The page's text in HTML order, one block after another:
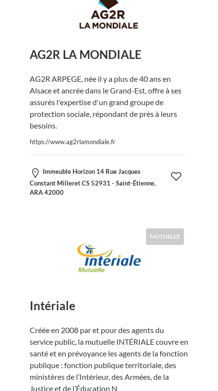
AG2R LA MONDIALE
AG2R ARPEGE, née il y a plus de 40 ans en
Alsace et ancrée dans le Grand-Est, offre à ses
assurés l'expertise d'un grand groupe de
protection sociale, répondant de près à leurs
besoins.
https://www.ag2rlamondiale.fr
Immeuble Horizon 14 Rue Jacques
Constant Milleret CS 52931 - Saint-Étienne,
ARA 42000
MUTUELLE
Intériale
Créée en 2008 par et pour des agents du
service public, la mutuelle INTÉRIALE couvre en
santé et en prévoyance les agents de la fonction
publique : fonction publique territoriale, des
ministères de l’Intérieur, des Armées, de la
Justice et de l’Éducation N